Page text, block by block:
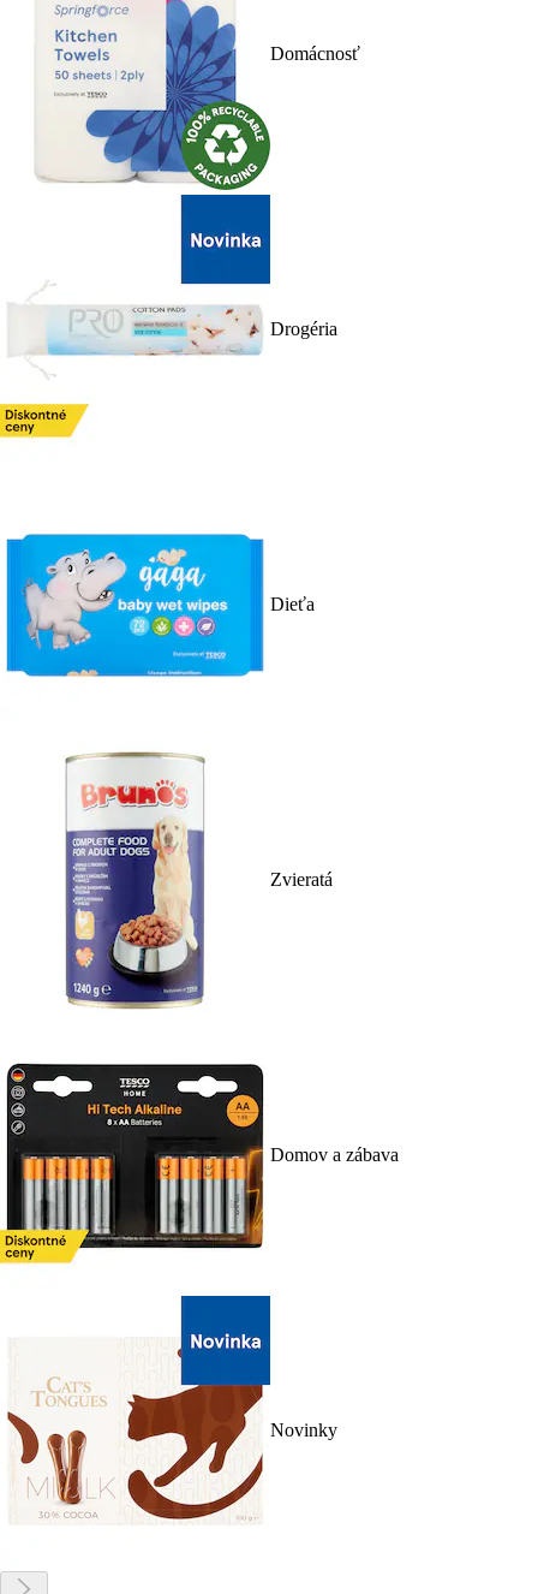
Domácnosť
Drogéria
Dieťa
Zvieratá
Domov a zábava
Novinky